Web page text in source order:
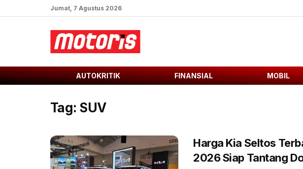
Jumat, 7 Agustus 2026
AUTOKRITIK FINANSIAL MOBIL
Tag: SUV
Harga Kia Seltos
2026 Siap Tantang